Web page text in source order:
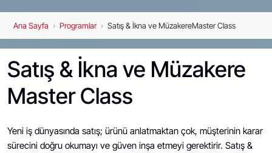
Ana Sayfa › Programlar › Satış & İkna ve MüzakereMaster Class
Satış & İkna ve Müzakere
Master Class
Yeni iş dünyasında satış; ürünü anlatmaktan çok, müşterinin karar
sürecini doğru okumayı ve güven inşa etmeyi gerektirir. Satış &